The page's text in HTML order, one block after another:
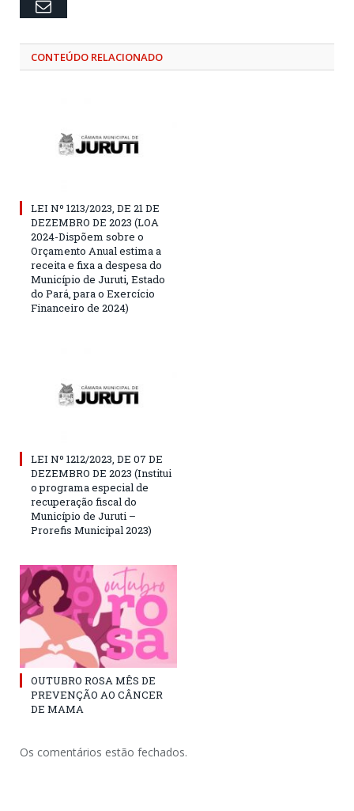
Email
CONTEÚDO RELACIONADO
LEI Nº 1213/2023, DE 21 DE
DEZEMBRO DE 2023 (LOA
2024-Dispõem sobre o
Orçamento Anual estima a
receita e fixa a despesa do
Município de Juruti, Estado
do Pará, para o Exercício
Financeiro de 2024)
LEI Nº 1212/2023, DE 07 DE
DEZEMBRO DE 2023 (Institui
o programa especial de
recuperação fiscal do
Município de Juruti –
Prorefis Municipal 2023)
OUTUBRO ROSA MÊS DE
PREVENÇÃO AO CÂNCER
DE MAMA
Os comentários estão fechados.